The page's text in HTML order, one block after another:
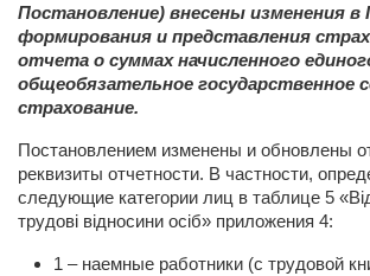
Постановление) внесены изменения в
формирования и представления
отчета о суммах начисленного
общеобязательное государственное
страхование.
Постановлением изменены и обновлены
реквизиты отчетности. В частности,
следующие категории лиц в таблице 5
трудові відносини осіб» приложения 4:
1 – наемные работники (с трудовой